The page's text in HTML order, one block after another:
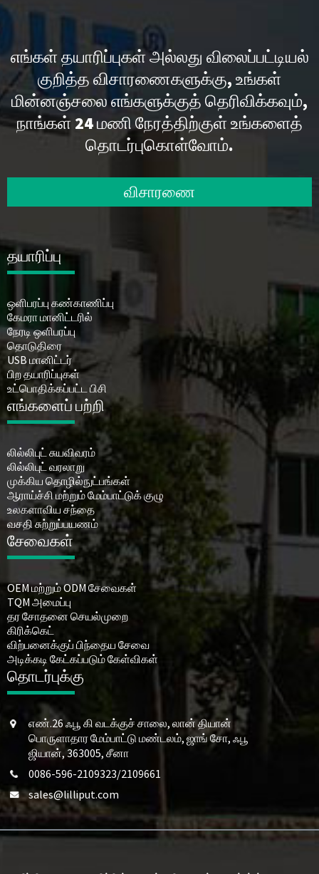
எங்கள் தயாரிப்புகள் அல்லது விலைப்பட்டியல்
குறித்த விசாரணைகளுக்கு, உங்கள்
மின்னஞ்சலை எங்களுக்குத் தெரிவிக்கவும்,
நாங்கள் 24 மணி நேரத்திற்குள் உங்களைத்
தொடர்புகொள்வோம்.
விசாரணை
தயாரிப்பு
ஒளிபரப்பு கண்காணிப்பு
கேமரா மானிட்டரில்
நேரடி ஒளிபரப்பு
தொடுதிரை
USB மானிட்டர்
பிற தயாரிப்புகள்
உட்பொதிக்கப்பட்ட பிசி
எங்களைப் பற்றி
லில்லிபுட் சுயவிவரம்
லில்லிபுட் வரலாறு
முக்கிய தொழில்நுட்பங்கள்
ஆராய்ச்சி மற்றும் மேம்பாட்டுக் குழு
உலகளாவிய சந்தை
வசதி சுற்றுப்பயணம்
சேவைகள்
OEM மற்றும் ODM சேவைகள்
TQM அமைப்பு
தர சோதனை செயல்முறை
கிரிக்கெட்
விற்பனைக்குப் பிந்தைய சேவை
அடிக்கடி கேட்கப்படும் கேள்விகள்
தொடர்புக்கு
எண்.26 ஃபூ கி வடக்குச் சாலை, லான் தியான்
பொருளாதார மேம்பாட்டு மண்டலம், ஜாங் சோ, ஃபூ
ஜியான், 363005, சீனா
0086-596-2109323/2109661
sales@lilliput.com